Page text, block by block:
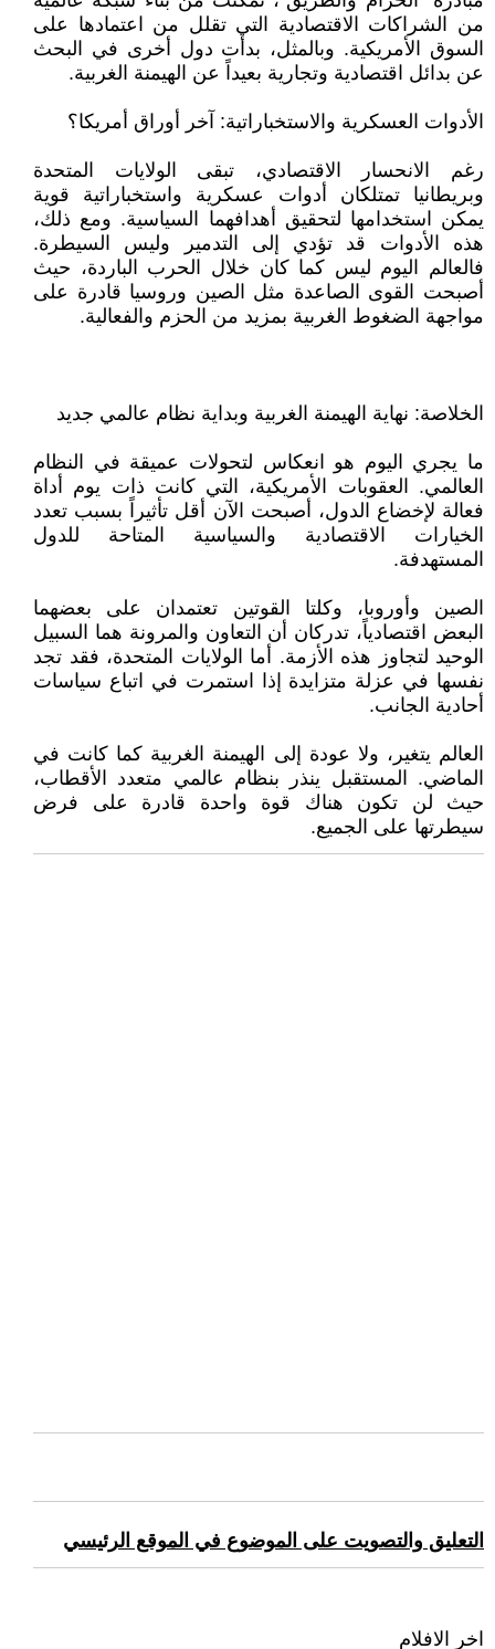
من الشراكات الاقتصادية التي تقلل من اعتمادها على
السوق الأمريكية. وبالمثل، بدأت دول أخرى في البحث
عن بدائل اقتصادية وتجارية بعيداً عن الهيمنة الغربية.
الأدوات العسكرية والاستخباراتية: آخر أوراق أمريكا؟
رغم الانحسار الاقتصادي، تبقى الولايات المتحدة
وبريطانيا تمتلكان أدوات عسكرية واستخباراتية قوية
يمكن استخدامها لتحقيق أهدافهما السياسية. ومع ذلك،
هذه الأدوات قد تؤدي إلى التدمير وليس السيطرة.
فالعالم اليوم ليس كما كان خلال الحرب الباردة، حيث
أصبحت القوى الصاعدة مثل الصين وروسيا قادرة على
مواجهة الضغوط الغربية بمزيد من الحزم والفعالية.
الخلاصة: نهاية الهيمنة الغربية وبداية نظام عالمي جديد
ما يجري اليوم هو انعكاس لتحولات عميقة في النظام
العالمي. العقوبات الأمريكية، التي كانت ذات يوم أداة
فعالة لإخضاع الدول، أصبحت الآن أقل تأثيراً بسبب تعدد
الخيارات الاقتصادية والسياسية المتاحة للدول
المستهدفة.
الصين وأوروبا، وكلتا القوتين تعتمدان على بعضهما
البعض اقتصادياً، تدركان أن التعاون والمرونة هما السبيل
الوحيد لتجاوز هذه الأزمة. أما الولايات المتحدة، فقد تجد
نفسها في عزلة متزايدة إذا استمرت في اتباع سياسات
أحادية الجانب.
العالم يتغير، ولا عودة إلى الهيمنة الغربية كما كانت في
الماضي. المستقبل ينذر بنظام عالمي متعدد الأقطاب،
حيث لن تكون هناك قوة واحدة قادرة على فرض
سيطرتها على الجميع.
التعليق والتصويت على الموضوع في الموقع الرئيسي
اخر الافلام